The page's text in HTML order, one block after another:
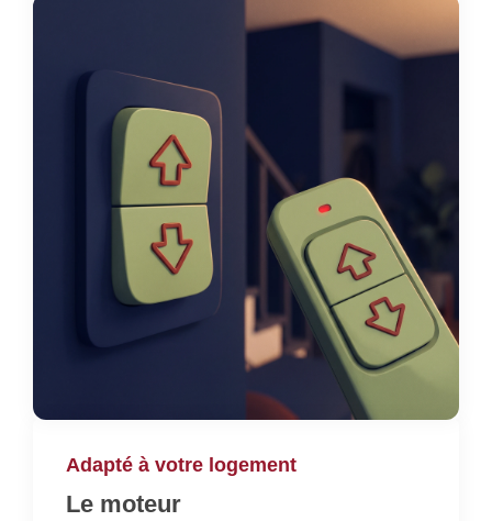
Adapté à votre logement
Le moteur